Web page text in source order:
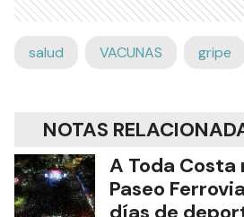
salud VACUNAS gripe
NOTAS
A Toda Costa
Paseo